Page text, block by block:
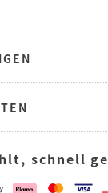
schnell